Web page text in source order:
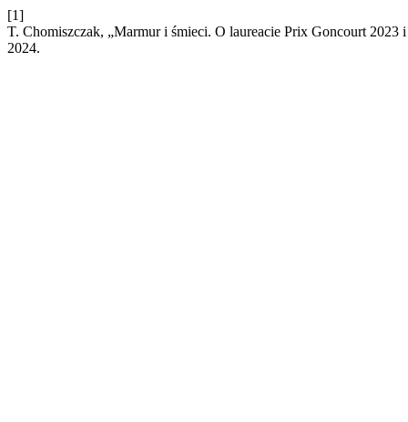
[1]
T. Chomiszczak, „Marmur i śmieci. O laureacie Prix Goncourt 2023
2024.